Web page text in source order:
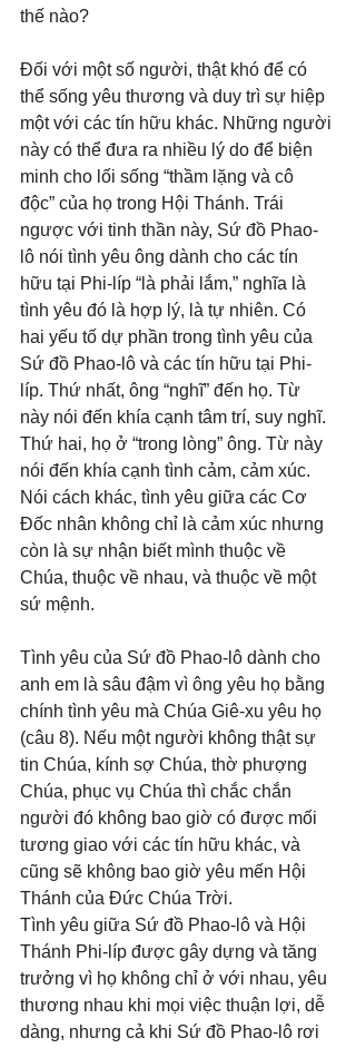
thế nào?
Đối với một số người, thật khó để có
thể sống yêu thương và duy trì sự hiệp
một với các tín hữu khác. Những người
này có thể đưa ra nhiều lý do để biện
minh cho lối sống “thầm lặng và cô
độc” của họ trong Hội Thánh. Trái
ngược với tinh thần này, Sứ đồ Phao-
lô nói tình yêu ông dành cho các tín
hữu tại Phi-líp “là phải lắm,” nghĩa là
tình yêu đó là hợp lý, là tự nhiên. Có
hai yếu tố dự phần trong tình yêu của
Sứ đồ Phao-lô và các tín hữu tại Phi-
líp. Thứ nhất, ông “nghĩ” đến họ. Từ
này nói đến khía cạnh tâm trí, suy nghĩ.
Thứ hai, họ ở “trong lòng” ông. Từ này
nói đến khía cạnh tình cảm, cảm xúc.
Nói cách khác, tình yêu giữa các Cơ
Đốc nhân không chỉ là cảm xúc nhưng
còn là sự nhận biết mình thuộc về
Chúa, thuộc về nhau, và thuộc về một
sứ mệnh.
Tình yêu của Sứ đồ Phao-lô dành cho
anh em là sâu đậm vì ông yêu họ bằng
chính tình yêu mà Chúa Giê-xu yêu họ
(câu 8). Nếu một người không thật sự
tin Chúa, kính sợ Chúa, thờ phượng
Chúa, phục vụ Chúa thì chắc chắn
người đó không bao giờ có được mối
tương giao với các tín hữu khác, và
cũng sẽ không bao giờ yêu mến Hội
Thánh của Đức Chúa Trời.
Tình yêu giữa Sứ đồ Phao-lô và Hội
Thánh Phi-líp được gây dựng và tăng
trưởng vì họ không chỉ ở với nhau, yêu
thương nhau khi mọi việc thuận lợi, dễ
dàng, nhưng cả khi Sứ đồ Phao-lô rơi